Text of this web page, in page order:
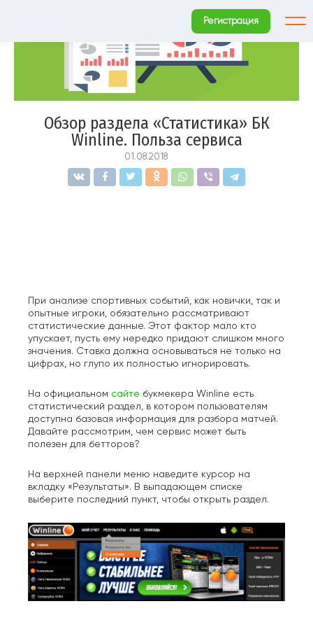
Регистрация
Обзор раздела «Статистика» БК
Winline. Польза сервиса
01.08.2018
При анализе спортивных событий, как новички, так и
опытные игроки, обязательно рассматривают
статистические данные. Этот фактор мало кто
упускает, пусть ему нередко придают слишком много
значения. Ставка должна основываться не только на
цифрах, но глупо их полностью игнорировать.
На официальном сайте букмекера Winline есть
статистический раздел, в котором пользователям
доступна базовая информация для разбора матчей.
Давайте рассмотрим, чем сервис может быть
полезен для бетторов?
На верхней панели меню наведите курсор на
вкладку «Результаты». В выпадающем списке
выберите последний пункт, чтобы открыть раздел.